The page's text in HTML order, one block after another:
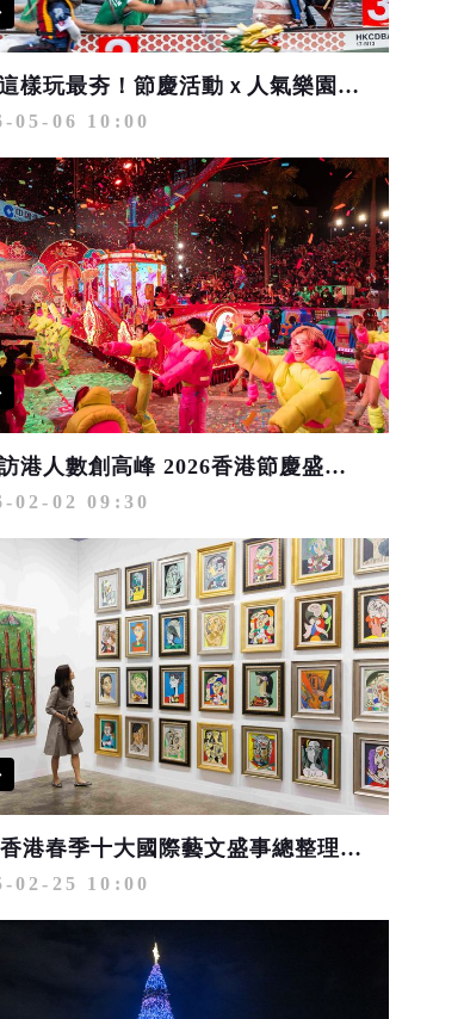
香港這樣玩最夯！節慶活動ｘ人氣樂園ｘ藝文展覽接力登場 四天三夜8,888元起
05-06 10:00
台灣訪港人數創高峰 2026香港節慶盛事不間斷 美食藝文體驗再進化
02-02 09:30
2025香港春季十大國際藝文盛事總整理 巴塞爾藝術展、畢卡索展、塞尚和雷諾瓦的世界 展訊一次看
02-25 10:00